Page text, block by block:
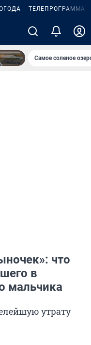
ТЕЛЕПРОГРАММА
Самое соленое
что
в
мальчика
утрату